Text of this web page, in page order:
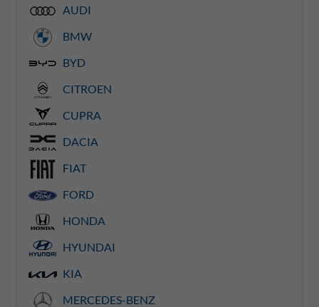
AUDI
BMW
BYD
CITROEN
CUPRA
DACIA
FIAT
FORD
HONDA
HYUNDAI
KIA
MERCEDES-BENZ